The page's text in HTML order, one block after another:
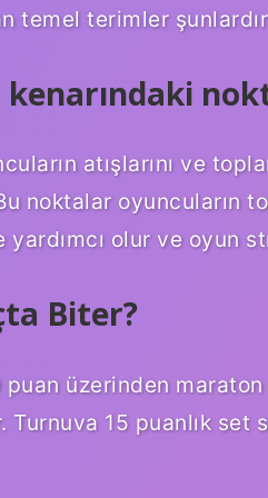
temel terimler
kenarındaki
atışlarını ve
noktalar oyuncuların
olur ve oyun
Biter?
üzerinden
Turnuva 15 puanlık set